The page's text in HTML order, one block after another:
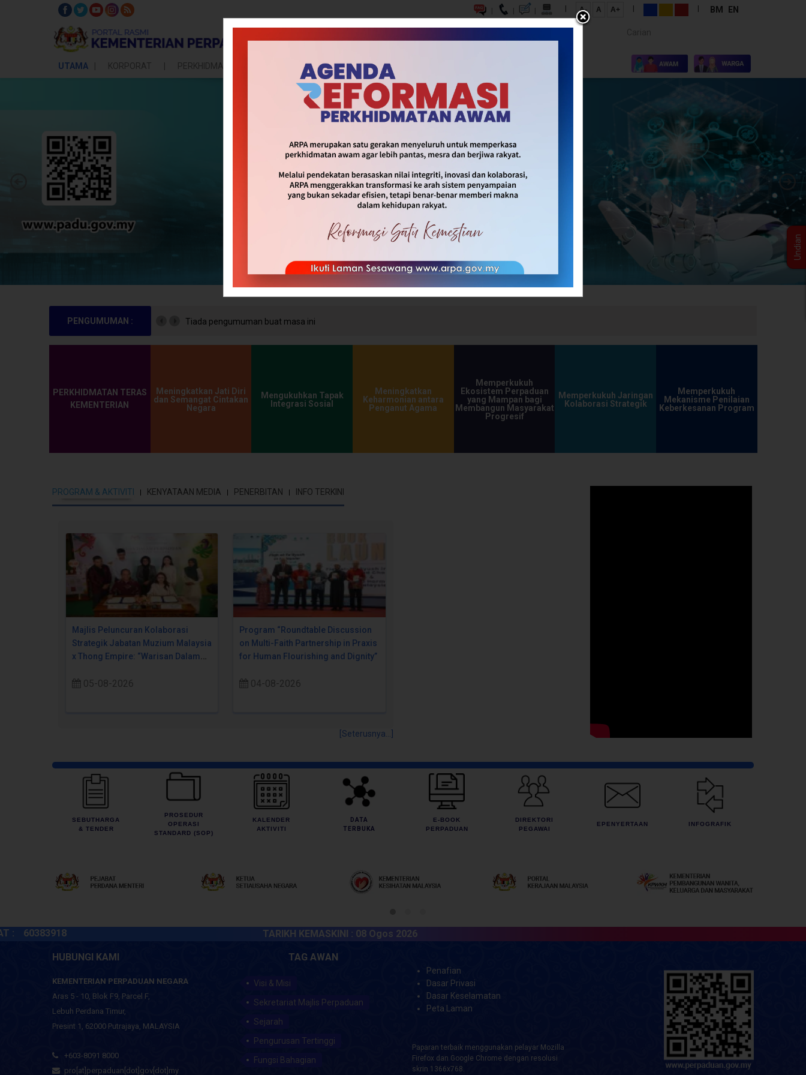
| | | | A- A A+ | | BM
EN
UTAMA KORPORAT PERKHIDMATAN DASAR & INISIATIF SOP & INFOGRAFIK
PENGUMUMAN : Tiada pengumuman buat masa ini
PERKHIDMATAN TERAS
KEMENTERIAN
Meningkatkan Jati Diri
dan Semangat Cintakan
Negara
Mengukuhkan Tapak
Integrasi Sosial
Meningkatkan
Keharmonian antara
Penganut Agama
Memperkukuh
Ekosistem Perpaduan
yang Mampan bagi
Membangun Masyarakat
Progresif
Memperkukuh Jaringan
Kolaborasi Strategik
Memperkukuh
Mekanisme Penilaian
Keberkesanan Program
PROGRAM & AKTIVITI KENYATAAN MEDIA PENERBITAN INFO TERKINI
Majlis Peluncuran Kolaborasi
Strategik Jabatan Muzium Malaysia
x Thong Empire: “Warisan Dalam
05-08-2026
Program “Roundtable Discussion
on Multi-Faith Partnership in Praxis
for Human Flourishing and Dignity”
04-08-2026
[Seterusnya...]
Pautan Pantas
SEBUTHARGA
& TENDER
PROSEDUR
OPERASI
STANDARD (SOP)
KALENDER
AKTIVITI
DATA
TERBUKA
E-BOOK
PERPADUAN
DIREKTORI
PEGAWAI
EPENYERTAAN INFOGRAFIK
TARIKH KEMASKINI :08 Ogos 2026
HUBUNGI KAMI
KEMENTERIAN PERPADUAN NEGARA
Aras 5 - 10, Blok F9, Parcel F,
Lebuh Perdana Timur,
Presint 1, 62000 Putrajaya, MALAYSIA
+603-8091 8000
pro[at]perpaduan[dot]gov[dot]my
TAG AWAN
Visi & Misi
Sekretariat Majlis Perpaduan
Sejarah
Pengurusan Tertinggi
Fungsi Bahagian
Penafian
Dasar Privasi
Dasar Keselamatan
Peta Laman
Paparan terbaik menggunakan pelayar Mozilla
Firefox dan Google Chrome dengan resolusi
skrin 1366x768.
Undian